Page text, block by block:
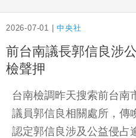
2026-07-01 |中央社
前台南議長郭信良涉
檢聲押
台南檢調昨天搜索前台南
議員郭信良相關處所，傳
認定郭信良涉及公益侵占